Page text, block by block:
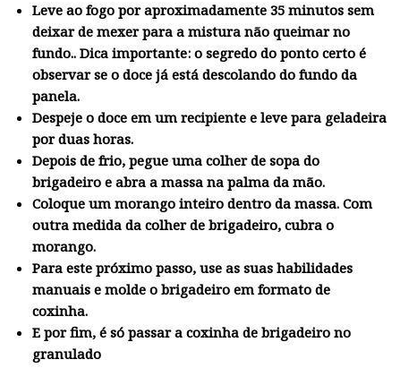
Leve ao fogo por aproximadamente 35 minutos sem
deixar de mexer para a mistura não queimar no
fundo.. Dica importante: o segredo do ponto certo é
observar se o doce já está descolando do fundo da
panela.
Despeje o doce em um recipiente e leve para geladeira
por duas horas.
Depois de frio, pegue uma colher de sopa do
brigadeiro e abra a massa na palma da mão.
Coloque um morango inteiro dentro da massa. Com
outra medida da colher de brigadeiro, cubra o
morango.
Para este próximo passo, use as suas habilidades
manuais e molde o brigadeiro em formato de
coxinha.
E por fim, é só passar a coxinha de brigadeiro no
granulado